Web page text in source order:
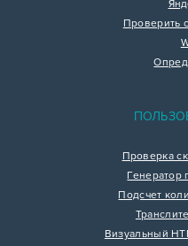
Проверить
Проверка
Генератор
Подсчет
Визуальный